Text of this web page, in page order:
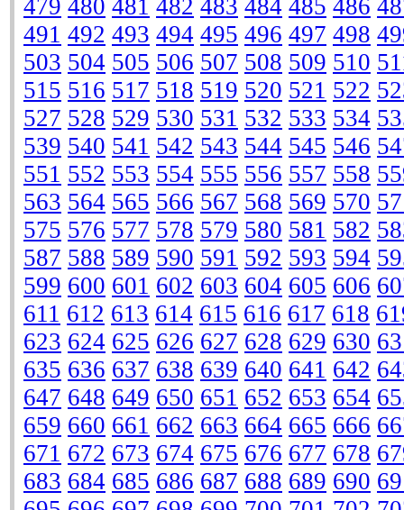
479 480 481 482 483 484 485 486
491 492 493 494 495 496 497 498
503 504 505 506 507 508 509 510
515 516 517 518 519 520 521 522
527 528 529 530 531 532 533 534
539 540 541 542 543 544 545 546
551 552 553 554 555 556 557 558
563 564 565 566 567 568 569 570
575 576 577 578 579 580 581 582
587 588 589 590 591 592 593 594
599 600 601 602 603 604 605 606
611 612 613 614 615 616 617 618
623 624 625 626 627 628 629 630
635 636 637 638 639 640 641 642
647 648 649 650 651 652 653 654
659 660 661 662 663 664 665 666
671 672 673 674 675 676 677 678
683 684 685 686 687 688 689 690